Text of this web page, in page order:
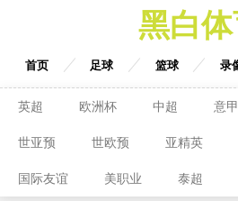
黑白
首页 足球 篮球 录
英超 欧洲杯 中超 意甲
世亚预 世欧预 亚精英
国际友谊 美职业 泰超